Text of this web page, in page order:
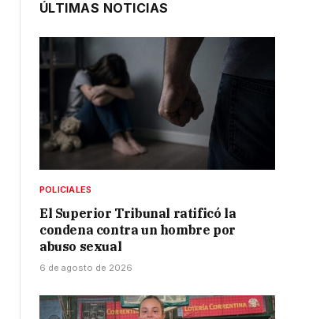
ÚLTIMAS NOTICIAS
POLICIALES
El Superior Tribunal ratificó la
condena contra un hombre por
abuso sexual
6 de agosto de 2026